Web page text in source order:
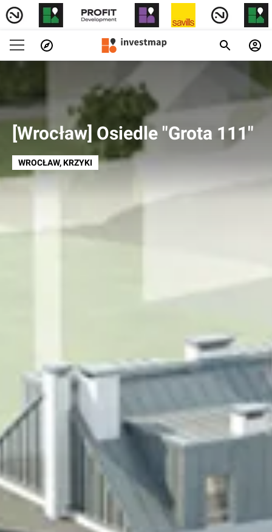
[Wrocław] Osiedle "Grota 111"
WROCŁAW, KRZYKI